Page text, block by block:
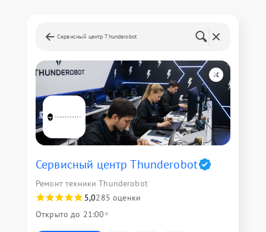
Сервисный центр Thunderobot
Сервисный центр Thunderobot
Ремонт техники Thunderobot
5,0285 оценки
Открыто до 21:00